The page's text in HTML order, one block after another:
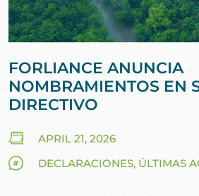
FORLIANCE ANUNCIA
NOMBRAMIENTOS EN
DIRECTIVO
APRIL 21, 2026
DECLARACIONES, ÚLTIMAS